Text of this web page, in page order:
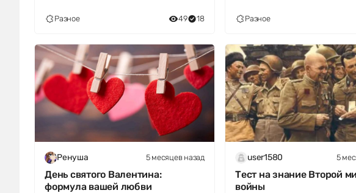
Разное 49 18 Разное
Ренуша 5 месяцев назад
День святого Валентина:
формула вашей любви
user1580 5
Тест на знание Второй
войны